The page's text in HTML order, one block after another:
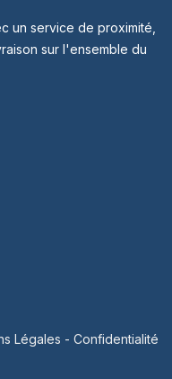
un service de proximité,
sur l'ensemble du
Légales - Confidentialité